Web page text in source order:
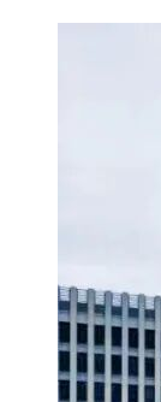
详见公告
八、凡对本次采
1.采购人信息